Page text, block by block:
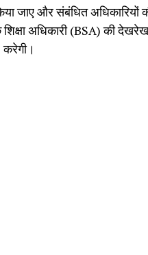
जाए और संबंधित अधिकारियों
अधिकारी (BSA) की